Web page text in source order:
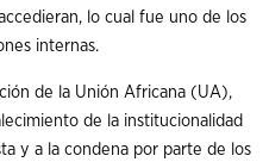
lo cual fue uno de los
internas.
de la Unión Africana (UA),
de la institucionalidad
y a la condena por parte de los